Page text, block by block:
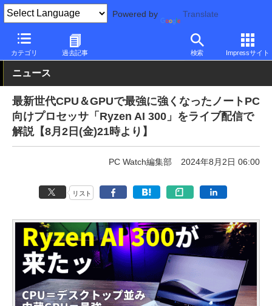
Powered by Translate
カテゴリ 過去記事 検索 Impressサイト
PC Watch 半導体/周辺機器
ニュース
最新世代CPU＆GPUで最強に強くなったノートPC
向けプロセッサ「Ryzen AI 300」をライブ配信で
解説【8月2日(金)21時より】
PC Watch編集部 2024年8月2日 06:00
リスト